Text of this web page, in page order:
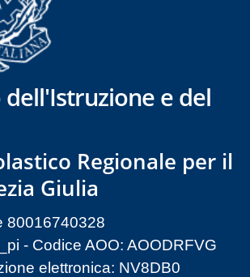
e del
Regionale per il
Giulia
80016740328
- Codice AOO: AOODRFVG
elettronica: NV8DB0